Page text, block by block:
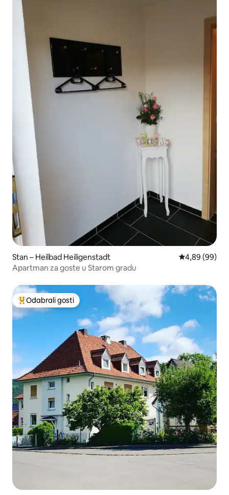
Stan – Heilbad Heiligenstadt Prosječna
4,89 (99)
Apartman za goste u Starom gradu
Među najviše rangiranima s oznakom „Odabrali gosti”
Odabrali gosti